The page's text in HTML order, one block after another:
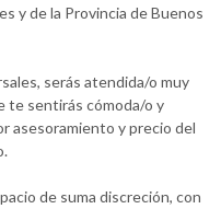
y de la Provincia de Buenos
serás atendida/o muy
te sentirás cómoda/o y
asesoramiento y precio del
de suma discreción, con